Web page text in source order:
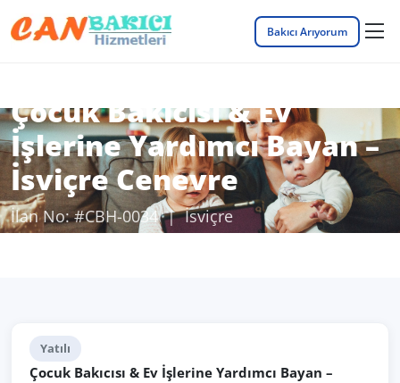
Bakıcı Arıyorum
Çocuk Bakıcısı & Ev
İşlerine Yardımcı Bayan –
İsviçre Cenevre
İlan No: #CBH-0034 | İsviçre
Yatılı
Çocuk Bakıcısı & Ev İşlerine Yardımcı Bayan –